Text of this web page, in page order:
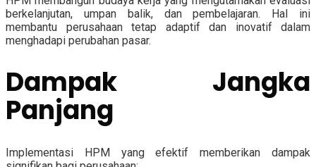
berkelanjutan, umpan balik, dan pembelajaran. Hal ini
membantu perusahaan tetap adaptif dan inovatif dalam
menghadapi perubahan pasar.
Dampak Jangka
Panjang
Implementasi HPM yang efektif memberikan dampak